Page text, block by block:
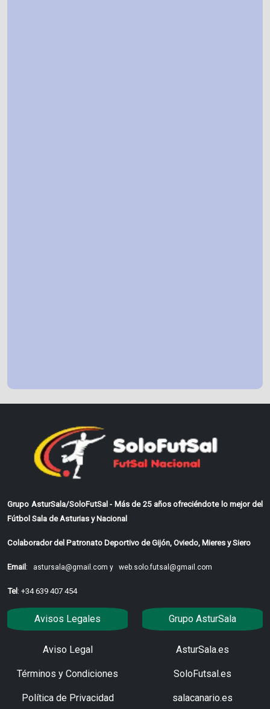
Grupo AsturSala/SoloFutSal - Más de 25 años ofreciéndote lo mejor del
Fútbol Sala de Asturias y Nacional
Colaborador del Patronato Deportivo de Gijón, Oviedo, Mieres y Siero
Email: astursala@gmail.com y web.solo.futsal@gmail.com
Tel: +34 639 407 454
Avisos Legales
Aviso Legal
Términos y Condiciones
Política de Privacidad
Grupo AsturSala
AsturSala.es
SoloFutsal.es
salacanario.es